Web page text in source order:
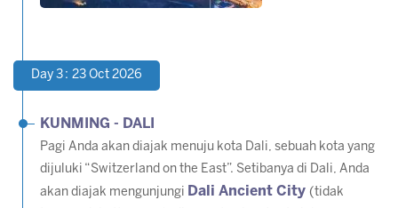
Day 3 : 23 Oct 2026
KUNMING - DALI
Pagi Anda akan diajak menuju kota Dali, sebuah kota yang
dijuluki “Switzerland on the East”. Setibanya di Dali, Anda
akan diajak mengunjungi Dali Ancient City (tidak